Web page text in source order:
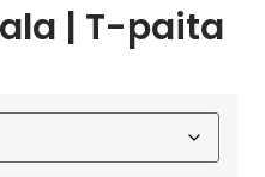
| T-paita